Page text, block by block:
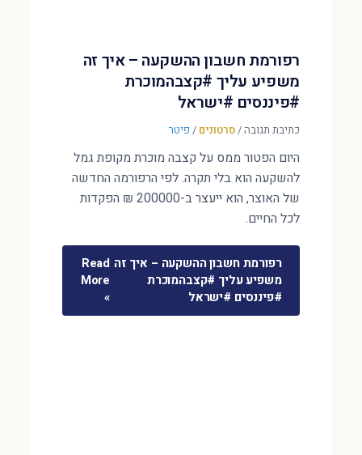
רפורמת חשבון ההשקעה – איך זה
משפיע עליך #קצבהמוכרת
#פיננסים #ישראל
כתיבת תגובה/סרטונים / פיטר
היום הפטור ממס על קצבה מוכרת מקופת גמל
להשקעה הוא בלי תקרה. לפי הרפורמה החדשה
של האוצר, הוא ייעצר ב-200000 ₪ הפקדות
לכל החיים.
רפורמת חשבון ההשקעה – איך זה
משפיע עליך #קצבהמוכרת
#פיננסים #ישראל
Read
More
»